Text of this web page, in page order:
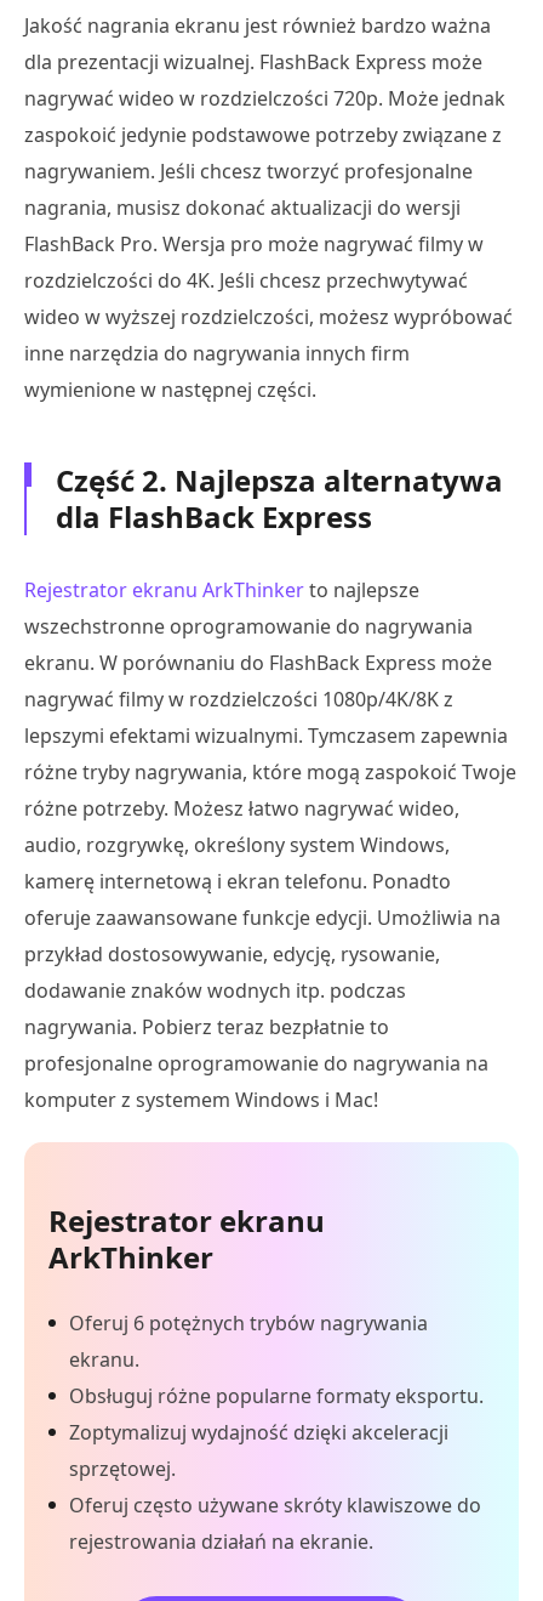
Jakość nagrania ekranu jest również bardzo ważna
dla prezentacji wizualnej. FlashBack Express może
nagrywać wideo w rozdzielczości 720p. Może jednak
zaspokoić jedynie podstawowe potrzeby związane z
nagrywaniem. Jeśli chcesz tworzyć profesjonalne
nagrania, musisz dokonać aktualizacji do wersji
FlashBack Pro. Wersja pro może nagrywać filmy w
rozdzielczości do 4K. Jeśli chcesz przechwytywać
wideo w wyższej rozdzielczości, możesz wypróbować
inne narzędzia do nagrywania innych firm
wymienione w następnej części.
Część 2. Najlepsza alternatywa
dla FlashBack Express
Rejestrator ekranu ArkThinkerto najlepsze
wszechstronne oprogramowanie do nagrywania
ekranu. W porównaniu do FlashBack Express może
nagrywać filmy w rozdzielczości 1080p/4K/8K z
lepszymi efektami wizualnymi. Tymczasem zapewnia
różne tryby nagrywania, które mogą zaspokoić Twoje
różne potrzeby. Możesz łatwo nagrywać wideo,
audio, rozgrywkę, określony system Windows,
kamerę internetową i ekran telefonu. Ponadto
oferuje zaawansowane funkcje edycji. Umożliwia na
przykład dostosowywanie, edycję, rysowanie,
dodawanie znaków wodnych itp. podczas
nagrywania. Pobierz teraz bezpłatnie to
profesjonalne oprogramowanie do nagrywania na
komputer z systemem Windows i Mac!
Rejestrator ekranu
ArkThinker
Oferuj 6 potężnych trybów nagrywania
ekranu.
Obsługuj różne popularne formaty eksportu.
Zoptymalizuj wydajność dzięki akceleracji
sprzętowej.
Oferuj często używane skróty klawiszowe do
rejestrowania działań na ekranie.